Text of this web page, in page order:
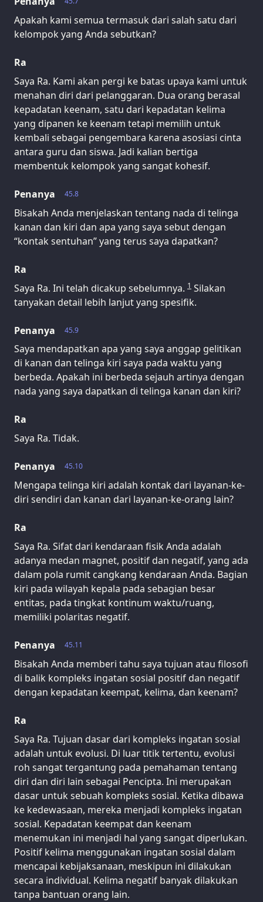
Apakah kami semua termasuk dari salah satu dari
kelompok yang Anda sebutkan?
Ra
Saya Ra. Kami akan pergi ke batas upaya kami untuk
menahan diri dari pelanggaran. Dua orang berasal
kepadatan keenam, satu dari kepadatan kelima
yang dipanen ke keenam tetapi memilih untuk
kembali sebagai pengembara karena asosiasi cinta
antara guru dan siswa. Jadi kalian bertiga
membentuk kelompok yang sangat kohesif.
45.8
Penanya
Bisakah Anda menjelaskan tentang nada di telinga
kanan dan kiri dan apa yang saya sebut dengan
“kontak sentuhan” yang terus saya dapatkan?
Ra
Saya Ra. Ini telah dicakup sebelumnya. 1 Silakan
tanyakan detail lebih lanjut yang spesifik.
45.9
Penanya
Saya mendapatkan apa yang saya anggap gelitikan
di kanan dan telinga kiri saya pada waktu yang
berbeda. Apakah ini berbeda sejauh artinya dengan
nada yang saya dapatkan di telinga kanan dan kiri?
Ra
Saya Ra. Tidak.
45.10
Penanya
Mengapa telinga kiri adalah kontak dari layanan-ke-
diri sendiri dan kanan dari layanan-ke-orang lain?
Ra
Saya Ra. Sifat dari kendaraan fisik Anda adalah
adanya medan magnet, positif dan negatif, yang ada
dalam pola rumit cangkang kendaraan Anda. Bagian
kiri pada wilayah kepala pada sebagian besar
entitas, pada tingkat kontinum waktu/ruang,
memiliki polaritas negatif.
45.11
Penanya
Bisakah Anda memberi tahu saya tujuan atau filosofi
di balik kompleks ingatan sosial positif dan negatif
dengan kepadatan keempat, kelima, dan keenam?
Ra
Saya Ra. Tujuan dasar dari kompleks ingatan sosial
adalah untuk evolusi. Di luar titik tertentu, evolusi
roh sangat tergantung pada pemahaman tentang
diri dan diri lain sebagai Pencipta. Ini merupakan
dasar untuk sebuah kompleks sosial. Ketika dibawa
ke kedewasaan, mereka menjadi kompleks ingatan
sosial. Kepadatan keempat dan keenam
menemukan ini menjadi hal yang sangat diperlukan.
Positif kelima menggunakan ingatan sosial dalam
mencapai kebijaksanaan, meskipun ini dilakukan
secara individual. Kelima negatif banyak dilakukan
tanpa bantuan orang lain.